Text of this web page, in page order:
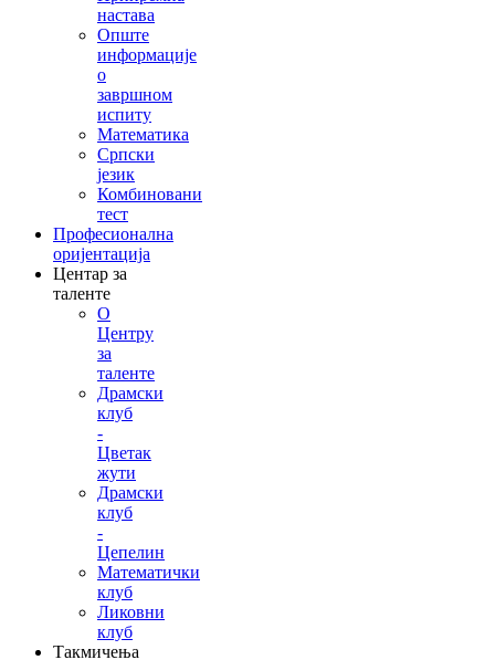
настава
Опште
информације
о
завршном
испиту
Математика
Српски
језик
Комбиновани
тест
Професионална
оријентација
Центар за
таленте
О
Центру
за
таленте
Драмски
клуб
-
Цветак
жути
Драмски
клуб
-
Цепелин
Математички
клуб
Ликовни
клуб
Такмичења